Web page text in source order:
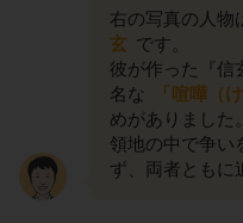
右の写真の人物
玄 です。
彼が作った『信
名な
「喧嘩（
めがありました。
領地の中で争い
ず、両者ともに